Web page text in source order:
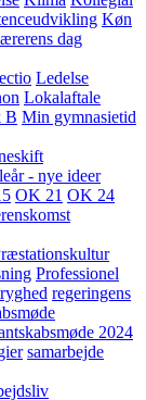
Køn
dag
Ledelse
Lokalaftale
B Min gymnasietid
- nye ideer
OK 21 OK 24
Professionel
regeringens
2024
samarbejde